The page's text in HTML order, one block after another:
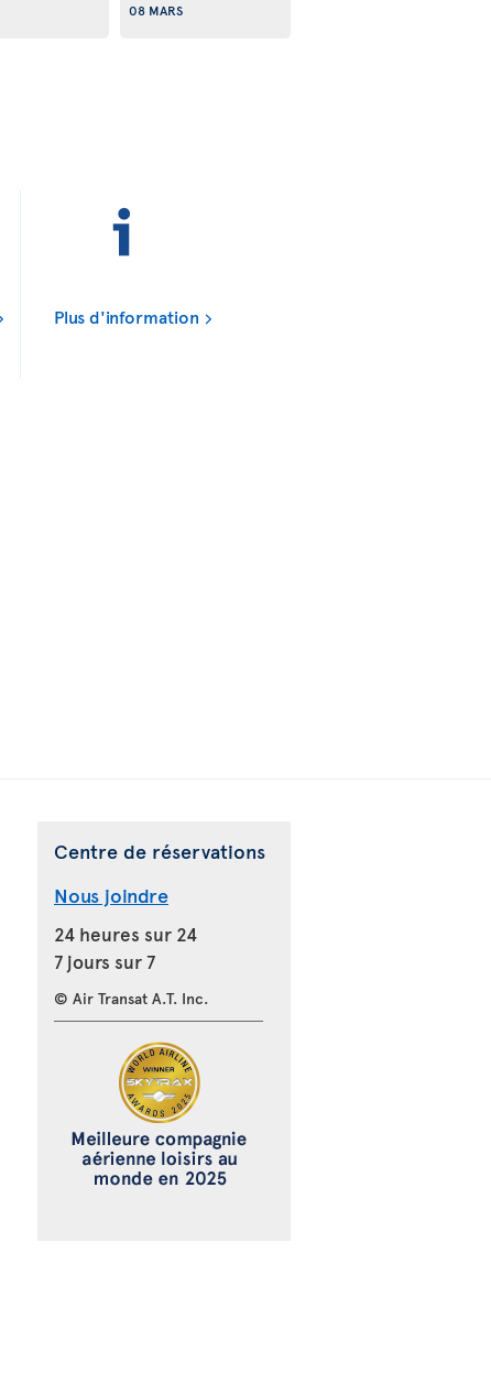
08 MARS
Plus d'information
Centre de réservations
Nous joindre
24 heures sur 24
7 jours sur 7
© Air Transat A.T. Inc.